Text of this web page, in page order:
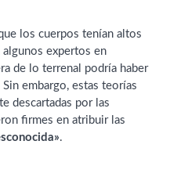
los cuerpos tenían altos
expertos en
de lo terrenal podría haber
embargo, estas teorías
descartadas por las
firmes en atribuir las
.